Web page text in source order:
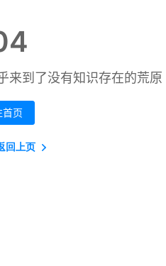
来到了没有知识存在的荒原
首页
回上页